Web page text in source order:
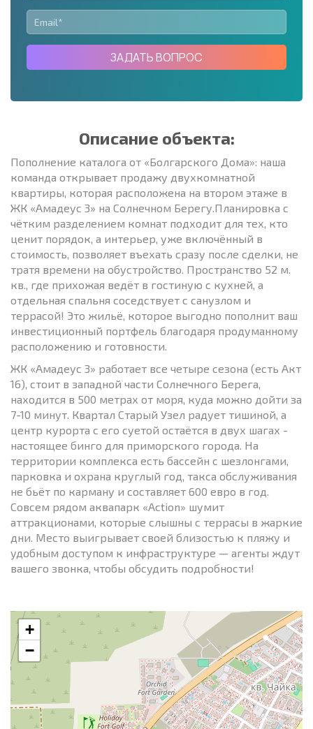
ЗАДАТЬ ВОПРОС
Описание объекта:
Пополнение каталога от «Болгарского Дома»: наша
команда открывает продажу двухкомнатной
квартиры, которая расположена на втором этаже в
ЖК «Амадеус 3» на Солнечном Берегу.Планировка с
чётким разделением комнат подходит для тех, кто
ценит порядок, а интерьер, уже включённый в
стоимость, позволяет въехать сразу после сделки, не
тратя времени на обустройство. Пространство 52 м.
кв., где прихожая ведёт в гостиную с кухней, а
отдельная спальня соседствует с санузлом и
террасой! Это жильё, которое выгодно пополнит ваш
инвестиционный портфель благодаря продуманному
расположению и готовности.
ЖК «Амадеус 3» работает все четыре сезона (есть Акт
16), стоит в западной части Солнечного Берега,
находится в 500 метрах от моря, куда можно дойти за
7-10 минут. Квартал Старый Узел радует тишиной, а
центр курорта с его суетой остаётся в двух шагах -
настоящее бинго для приморского города. На
территории комплекса есть бассейн с шезлонгами,
парковка и охрана круглый год, такса обслуживания
не бьёт по карману и составляет 600 евро в год.
Совсем рядом аквапарк «Action» шумит
аттракционами, которые слышны с террасы в жаркие
дни. Место выигрывает своей близостью к пляжу и
удобным доступом к инфраструктуре — агенты ждут
вашего звонка, чтобы обсудить подробности!
+
−